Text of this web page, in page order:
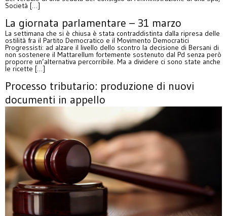
Società […]
La giornata parlamentare – 31 marzo
La settimana che si è chiusa è stata contraddistinta dalla ripresa delle
ostilità fra il Partito Democratico e il Movimento Democratici
Progressisti: ad alzare il livello dello scontro la decisione di Bersani di
non sostenere il Mattarellum fortemente sostenuto dal Pd senza però
proporre un’alternativa percorribile. Ma a dividere ci sono state anche
le ricette […]
Processo tributario: produzione di nuovi
documenti in appello